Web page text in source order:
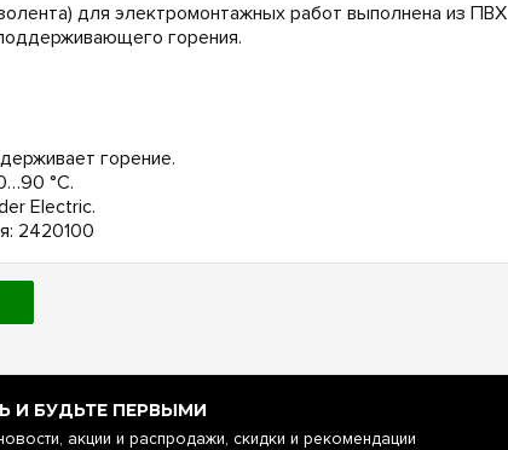
для электромонтажных работ выполнена из ПВХ
горения.
горение.
°C.
Electric.
2420100
И БУДЬТЕ ПЕРВЫМИ
акции и распродажи, скидки и рекомендации